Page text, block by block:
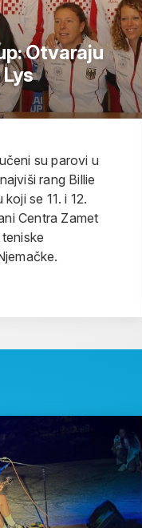
Otvaraju
su parovi u
rang Billie
se 11. i 12.
Centra Zamet